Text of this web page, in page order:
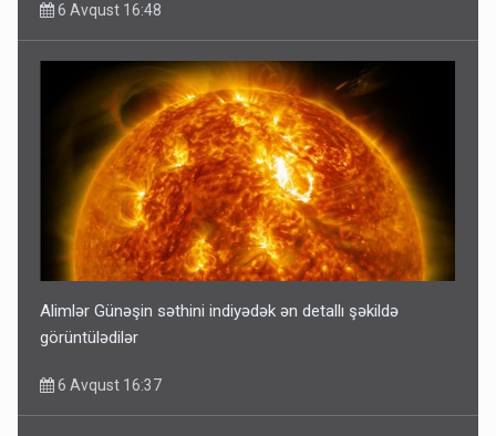
6 Avqust 16:48
Alimlər Günəşin səthini indiyədək ən detallı şəkildə
görüntülədilər
6 Avqust 16:37